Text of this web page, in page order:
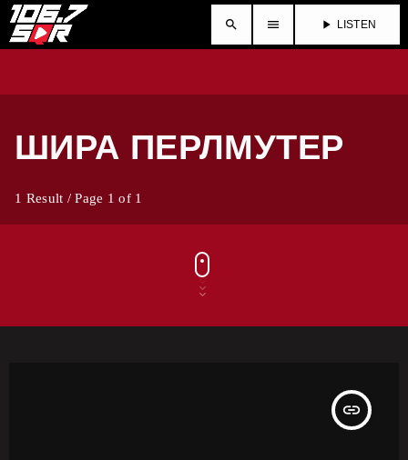
search menu play_arrow LISTEN
ШИРА ПЕРЛМУТЕР
1 Result / Page 1 of 1
insert_link